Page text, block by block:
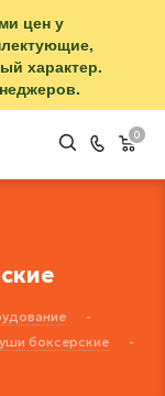
цен у
характер.
0
-
боксерские
-